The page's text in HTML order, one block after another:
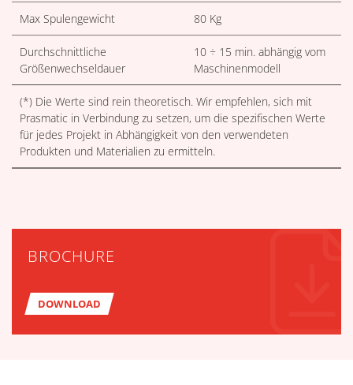
Max Spulengewicht 80 Kg
Durchschnittliche
Größenwechseldauer
10 ÷ 15 min. abhängig vom
Maschinenmodell
(*) Die Werte sind rein theoretisch. Wir empfehlen, sich mit
Prasmatic in Verbindung zu setzen, um die spezifischen Werte
für jedes Projekt in Abhängigkeit von den verwendeten
Produkten und Materialien zu ermitteln.
BROCHURE
DOWNLOAD